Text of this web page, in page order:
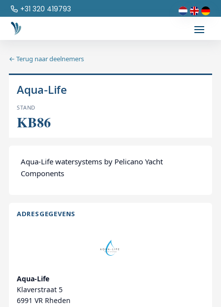
+31 320 419793
← Terug naar deelnemers
Aqua-Life
STAND
KB86
Aqua-Life watersystems by Pelicano Yacht
Components
ADRESGEGEVENS
Aqua-Life
Klaverstraat 5
6991 VR Rheden